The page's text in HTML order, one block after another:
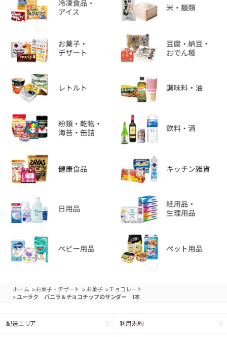
ホーム >お菓子・デザート > お菓子 >チョコレート
> ユーラク バニラ＆チョコチップのサンダー 1本
配送エリア 利用規約